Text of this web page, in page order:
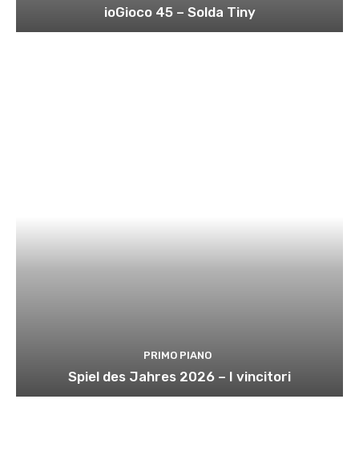
ioGioco 45 – Solda Tiny
PRIMO PIANO
Spiel des Jahres 2026 – I vincitori